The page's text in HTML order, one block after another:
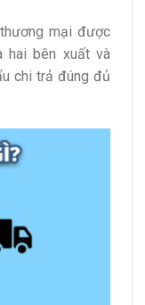
mại được
hai bên xuất và
chi trả đúng đủ